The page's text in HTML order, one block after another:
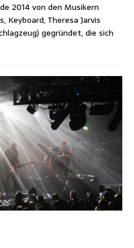
2014 von den Musikern
Keyboard, Theresa Jarvis
gegründet, die sich